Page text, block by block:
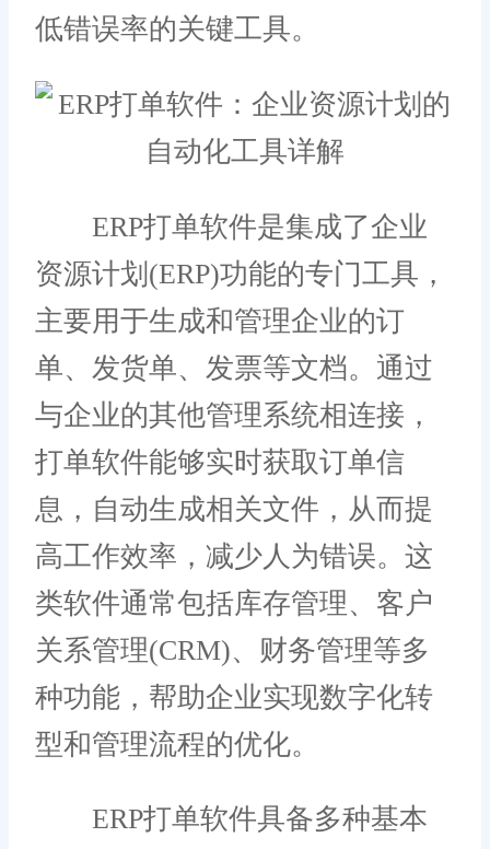
低错误率的关键工具。
ERP打单软件是集成了企业
资源计划(ERP)功能的专门工具，
主要用于生成和管理企业的订
单、发货单、发票等文档。通过
与企业的其他管理系统相连接，
打单软件能够实时获取订单信
息，自动生成相关文件，从而提
高工作效率，减少人为错误。这
类软件通常包括库存管理、客户
关系管理(CRM)、财务管理等多
种功能，帮助企业实现数字化转
型和管理流程的优化。
ERP打单软件具备多种基本